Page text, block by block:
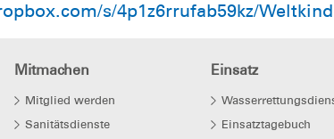
s/4p1z6rrufab59kz/
Mitmachen
Mitglied werden
Sanitätsdienste
Einsatz
Einsatztagebuch